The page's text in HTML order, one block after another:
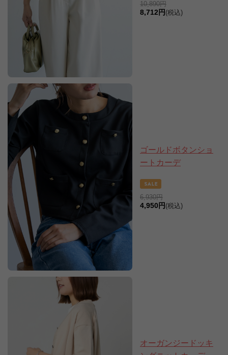
10,890円
8,712円 (税込)
ゴールドボタンショ
ートカーデ
6,930円
4,950円 (税込)
オーガンジードッキ